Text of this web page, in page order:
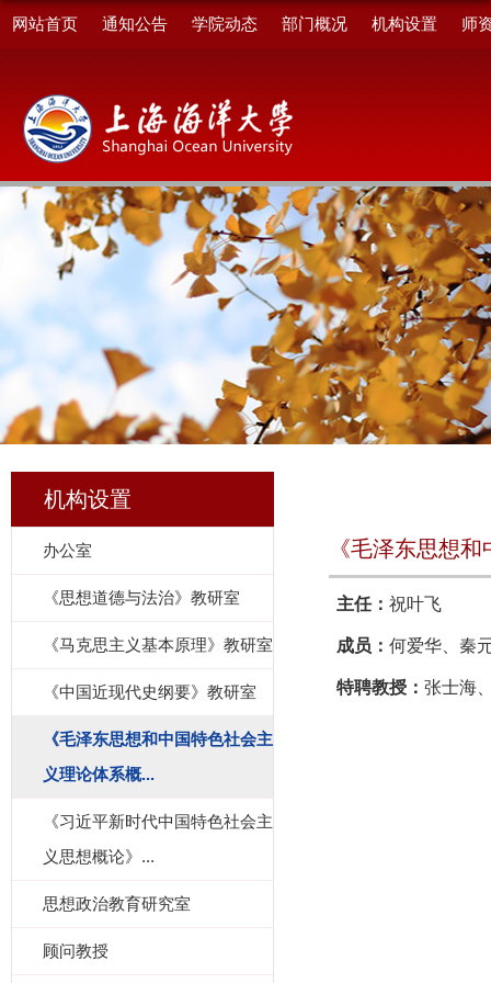
网站首页 通知公告 学院动态 部门概况 机构设置 师
机构设置
办公室
《思想道德与法治》教研室
《马克思主义基本原理》教研室
《中国近现代史纲要》教研室
《毛泽东思想和中国特色社会主
义理论体系概...
《习近平新时代中国特色社会主
义思想概论》...
思想政治教育研究室
顾问教授
《毛泽东思想
主任： 祝叶飞
成员： 何爱华、 秦
特聘教授： 张士海